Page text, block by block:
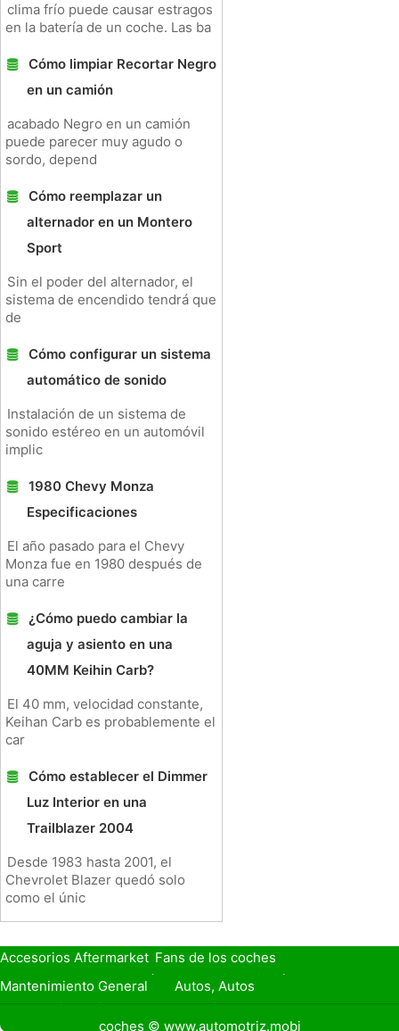
clima frío puede causar estragos
en la batería de un coche. Las ba
Cómo limpiar Recortar Negro
en un camión
acabado Negro en un camión
puede parecer muy agudo o
sordo, depend
Cómo reemplazar un
alternador en un Montero
Sport
Sin el poder del alternador, el
sistema de encendido tendrá que
de
Cómo configurar un sistema
automático de sonido
Instalación de un sistema de
sonido estéreo en un automóvil
implic
1980 Chevy Monza
Especificaciones
El año pasado para el Chevy
Monza fue en 1980 después de
una carre
¿Cómo puedo cambiar la
aguja y asiento en una
40MM Keihin Carb?
El 40 mm, velocidad constante,
Keihan Carb es probablemente el
car
Cómo establecer el Dimmer
Luz Interior en una
Trailblazer 2004
Desde 1983 hasta 2001, el
Chevrolet Blazer quedó solo
como el únic
Accesorios Aftermarket Fans de los coches
Seguro de Coche
Préstamos y Financiación
Mantenimiento General
Autos, Autos
Seguridad Vial
Combustibles
coches © www.automotriz.mobi